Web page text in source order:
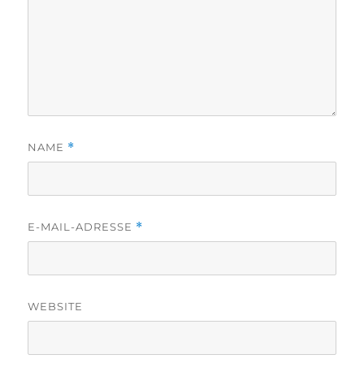
NAME *
E-MAIL-ADRESSE *
WEBSITE